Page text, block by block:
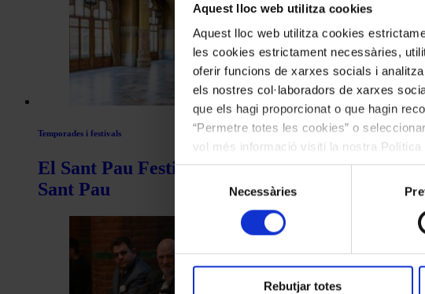
Aquest lloc web utilitza cookies
Aquest lloc web utilitza cookies
les cookies estrictament necessàries,
oferir funcions de xarxes socials i
els nostres col·laboradors de xarxes
que els hagi proporcionat o que hagin
“Permetre totes les cookies” o
vol més informació visiti la nostra Política
les cookies en qualsevol moment.
Selecció
consentiment
Necessàries
Rebutjar totes
Temporades i festivals
El Sant Pau Festival presenta una segona
Sant Pau